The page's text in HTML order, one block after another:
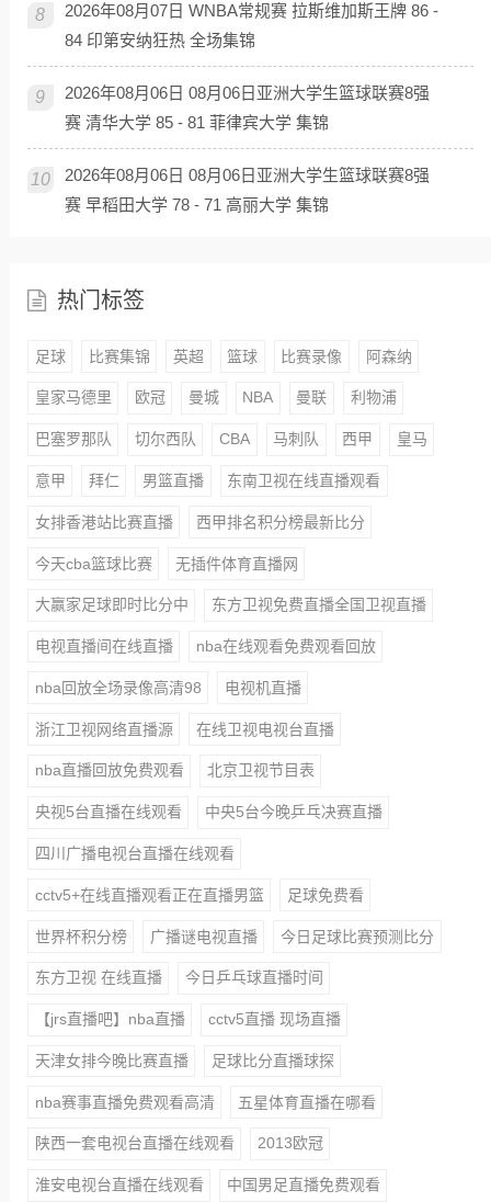
8
2026年08月07日 WNBA常规赛 拉斯维加斯王牌 86 -
84 印第安纳狂热 全场集锦
9
2026年08月06日 08月06日亚洲大学生篮球联赛8强
赛 清华大学 85 - 81 菲律宾大学 集锦
10
2026年08月06日 08月06日亚洲大学生篮球联赛8强
赛 早稻田大学 78 - 71 高丽大学 集锦
热门标签
足球 比赛集锦 英超 篮球 比赛录像 阿森纳
皇家马德里 欧冠 曼城 NBA 曼联 利物浦
巴塞罗那队 切尔西队 CBA 马刺队 西甲 皇马
意甲 拜仁 男篮直播 东南卫视在线直播观看
女排香港站比赛直播 西甲排名积分榜最新比分
今天cba篮球比赛 无插件体育直播网
大赢家足球即时比分中 东方卫视免费直播全国卫视直播
电视直播间在线直播 nba在线观看免费观看回放
nba回放全场录像高清98 电视机直播
浙江卫视网络直播源 在线卫视电视台直播
nba直播回放免费观看 北京卫视节目表
央视5台直播在线观看 中央5台今晚乒乓决赛直播
四川广播电视台直播在线观看
cctv5+在线直播观看正在直播男篮 足球免费看
世界杯积分榜 广播谜电视直播 今日足球比赛预测比分
东方卫视 在线直播 今日乒乓球直播时间
【jrs直播吧】nba直播 cctv5直播 现场直播
天津女排今晚比赛直播 足球比分直播球探
nba赛事直播免费观看高清 五星体育直播在哪看
陕西一套电视台直播在线观看 2013欧冠
淮安电视台直播在线观看 中国男足直播免费观看